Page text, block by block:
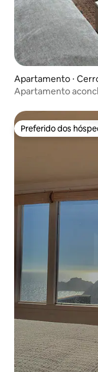
Apartamento ⋅
Apartamento
Preferido dos
Preferido dos